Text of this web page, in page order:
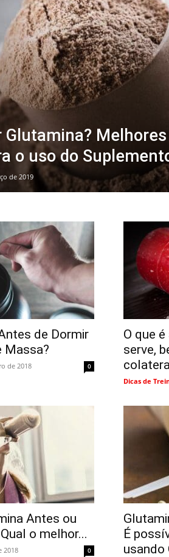
Glutamina?
o uso do
de 2019
de Dormir
Massa?
de 2018 0
O que
serve,
Dicas de
Antes ou
o melhor...
2018 0
É
usando